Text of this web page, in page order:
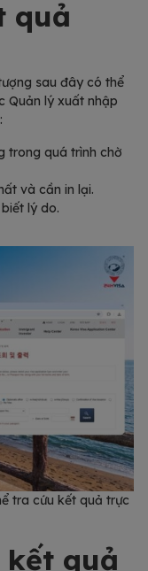
quả
sau đây có thể
Quản lý xuất nhập
trong quá trình chờ
và cần in lại.
lý do.
tra cứu kết quả trực
kết quả